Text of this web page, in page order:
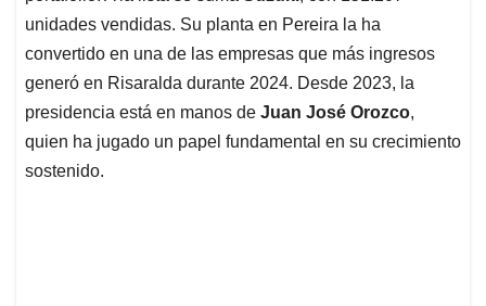
unidades vendidas. Su planta en Pereira la ha
convertido en una de las empresas que más ingresos
generó en Risaralda durante 2024. Desde 2023, la
presidencia está en manos de Juan José Orozco,
quien ha jugado un papel fundamental en su crecimiento
sostenido.